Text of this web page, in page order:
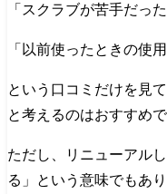
「スクラブが苦手だった
「以前使ったときの使
という口コミだけを見
と考えるのはおすすめで
ただし、リニューアル
る」という意味でもあり